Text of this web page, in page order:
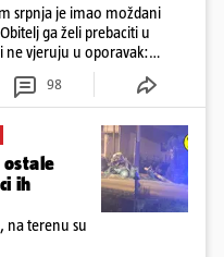
srpnja je imao moždani
ga želi prebaciti u
ne vjeruju u oporavak:
98
ostale
ih
na terenu su